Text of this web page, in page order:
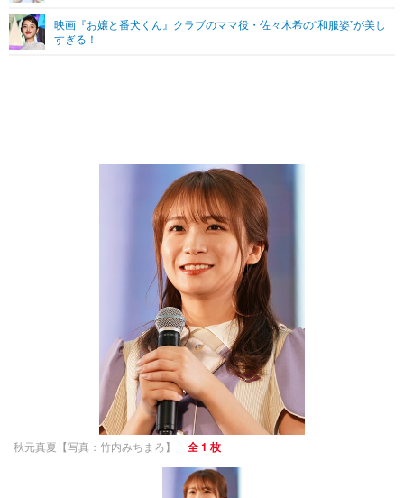
映画『お嬢と番犬くん』クラブのママ役・佐々木希の“和服姿”が美し
すぎる！
秋元真夏【写真：竹内みちまろ】 全 1 枚